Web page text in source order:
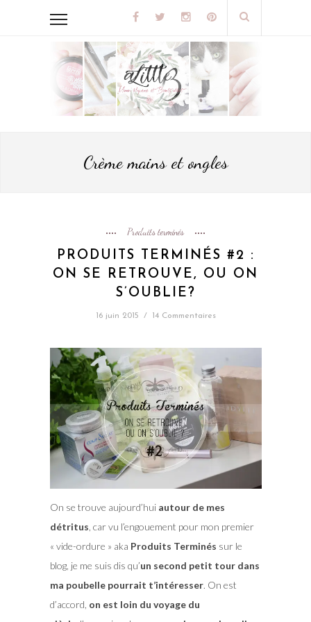
Crème mains et ongles
Produits terminés
PRODUITS TERMINÉS #2 :
ON SE RETROUVE, OU ON
S’OUBLIE?
16 juin 2015 / 14 Commentaires
On se trouve aujourd’hui autour de mes
détritus , car vu l’engouement pour mon premier
« vide-ordure » aka Produits Terminés sur le
blog, je me suis dis qu’un second petit tour dans
ma poubelle pourrait t’intéresser. On est
d’accord, on est loin du voyage du